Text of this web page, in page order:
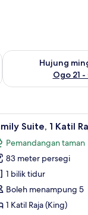
ini Ogo 14 - Ogo
Hujung
Ogo 21
Semak
meja, kalis bunyi
6 Suite, 1 Katil
Pemandangan taman
83 meter persegi
1 bilik tidur
Boleh menampung 5
1 Katil Raja (King)